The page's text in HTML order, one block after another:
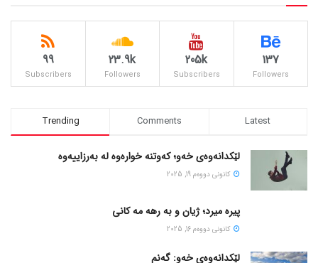
137
Followers
205k
Subscribers
23.9k
Followers
99
Subscribers
Trending Comments Latest
لێکدانەوەی خەو؛ کەوتنە خوارەوە لە بەرزاییەوە
كانونی دووه‌م 19, 2025
پیره میرد؛ ژیان و به رهه مه کانی
كانونی دووه‌م 16, 2025
لێکدانەوەی خەو: گەنم